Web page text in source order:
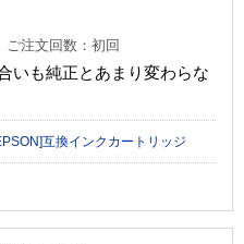
ご注文回数：初回
いも純正とあまり変わらな
互換インクカートリッジ